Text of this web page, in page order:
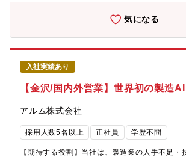
気になる
入社実績あり
【金沢/国内外営業】世界初の製造
アルム株式会社
採用人数5名以上 正社員 学歴不問
【期待する役割】当社は、製造業の人手不足・